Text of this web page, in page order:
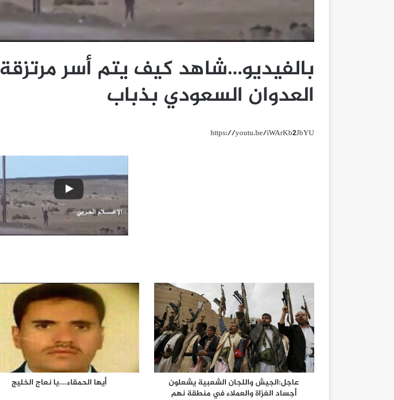
بالفيديو…شاهد كيف يتم أسر مرتزقة
العدوان السعودي بذباب
https://youtu.be/iWArKb2JbYU
عاجل:الجيش واللجان الشعبية يشعلون
أجساد الغزاة والعملاء في منطقة نهم
أيها الحمقاء….يا نعاج الخليج